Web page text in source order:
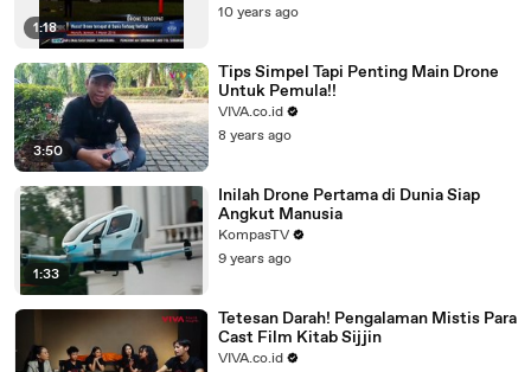
1:18
10 years ago
3:50
Tips Simpel Tapi Penting Main Drone
Untuk Pemula!!
VIVA.co.id
8 years ago
1:33
Inilah Drone Pertama di Dunia Siap
Angkut Manusia
KompasTV
9 years ago
Tetesan Darah! Pengalaman Mistis Para
Cast Film Kitab Sijjin
VIVA.co.id